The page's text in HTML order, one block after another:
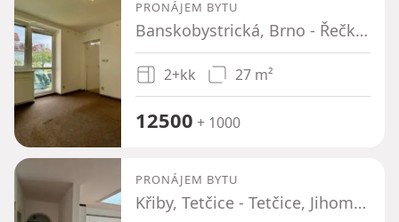
PRONÁJEM BYTU
Banskobystrická, Brno - Řečkovice, Jihomoravský kraj
2+kk 27 m²
12500 + 1000
PRONÁJEM BYTU
Křiby, Tetčice - Tetčice, Jihomoravský kraj